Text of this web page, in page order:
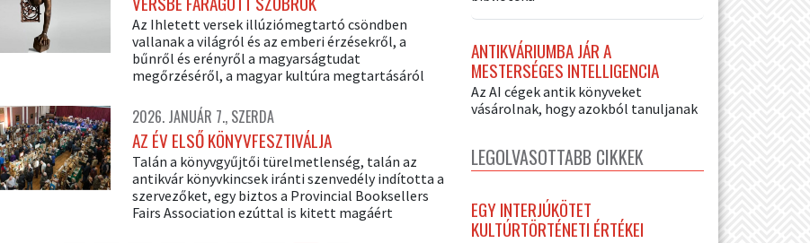
Az Ihletett versek illúziómegtartó csöndben
vallanak a világról és az emberi érzésekről, a
bűnről és erényről a magyarságtudat
megőrzéséről, a magyar kultúra megtartásáról
2026. JANUÁR 7., SZERDA
AZ ÉV ELSŐ KÖNYVFESZTIVÁLJA
Talán a könyvgyűjtői türelmetlenség, talán az
antikvár könyvkincsek iránti szenvedély indította a
szervezőket, egy biztos a Provincial Booksellers
Fairs Association ezúttal is kitett magáért
ANTIKVÁRIUMBA JÁR A
MESTERSÉGES INTELLIGENCIA
Az AI cégek antik könyveket
vásárolnak, hogy azokból tanuljanak
LEGOLVASOTTABB CIKKEK
EGY INTERJÚKÖTET
KULTÚRTÖRTÉNETI ÉRTÉKEI